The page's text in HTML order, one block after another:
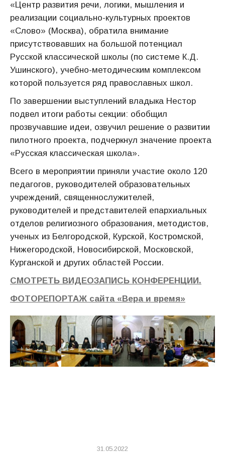
«Центр развития речи, логики, мышления и
реализации социально-культурных проектов
«Слово» (Москва), обратила внимание
присутствовавших на большой потенциал
Русской классической школы (по системе К.Д.
Ушинского), учебно-методическим комплексом
которой пользуется ряд православных школ.
По завершении выступлений владыка Нестор
подвел итоги работы секции: обобщил
прозвучавшие идеи, озвучил решение о развитии
пилотного проекта, подчеркнул значение проекта
«Русская классическая школа».
Всего в мероприятии приняли участие около 120
педагогов, руководителей образовательных
учреждений, священнослужителей,
руководителей и представителей епархиальных
отделов религиозного образования, методистов,
ученых из Белгородской, Курской, Костромской,
Нижегородской, Новосибирской, Московской,
Курганской и других областей России.
СМОТРЕТЬ ВИДЕОЗАПИСЬ КОНФЕРЕНЦИИ.
ФОТОРЕПОРТАЖ сайта «Вера и время»
31.05.2022